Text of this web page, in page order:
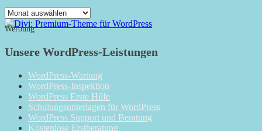
Das
Monatsarchiv
Werbung
Unsere WordPress-Leistungen
WordPress-Wartung
WordPress-Inspektion
WordPress Erste Hilfe
Schulungsunterlagen für WordPress
WordPress Support und Beratung
Kostenlose Erstberatung